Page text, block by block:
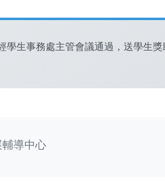
生事務處主管會議通過，送學生
導中心